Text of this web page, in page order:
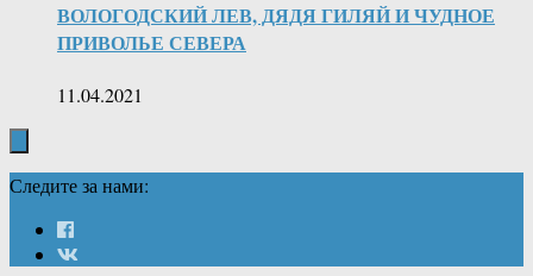
ВОЛОГОДСКИЙ ЛЕВ, ДЯДЯ ГИЛЯЙ И ЧУДНОЕ
ПРИВОЛЬЕ СЕВЕРА
11.04.2021
Следите за нами: